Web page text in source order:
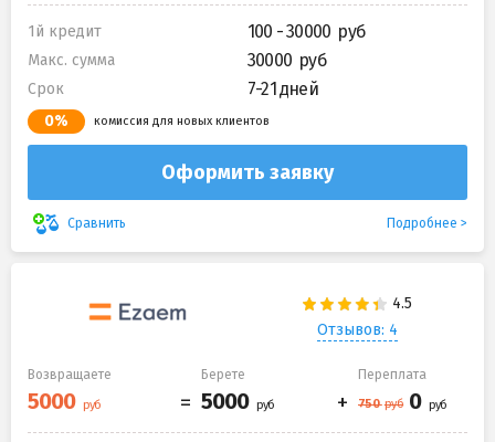
1й кредит 100 - 30000
Макс. сумма 30000
Срок 7-21 дней
0% комиссия для новых клиентов
Оформить заявку
Сравнить Подробнее
Отзывов: 4
Возвращаете Берете Переплата